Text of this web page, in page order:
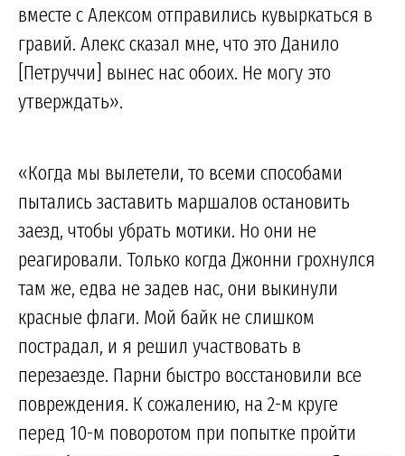
вместе с Алексом отправились кувыркаться в
гравий. Алекс сказал мне, что это Данило
[Петруччи] вынес нас обоих. Не могу это
утверждать».
«Когда мы вылетели, то всеми способами
пытались заставить маршалов остановить
заезд, чтобы убрать мотики. Но они не
реагировали. Только когда Джонни грохнулся
там же, едва не задев нас, они выкинули
красные флаги. Мой байк не слишком
пострадал, и я решил участвовать в
перезаезде. Парни быстро восстановили все
повреждения. К сожалению, на 2-м круге
перед 10-м поворотом при попытке пройти